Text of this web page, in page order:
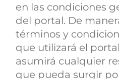
en las condiciones
del portal. De
términos y
que utilizará el
asumirá cualquier
que pueda surgir